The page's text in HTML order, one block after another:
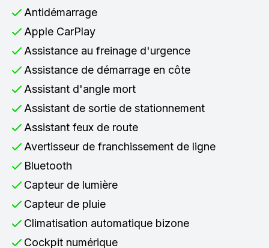
Antidémarrage
Apple CarPlay
Assistance au freinage d'urgence
Assistance de démarrage en côte
Assistant d'angle mort
Assistant de sortie de stationnement
Assistant feux de route
Avertisseur de franchissement de ligne
Bluetooth
Capteur de lumière
Capteur de pluie
Climatisation automatique bizone
Cockpit numérique